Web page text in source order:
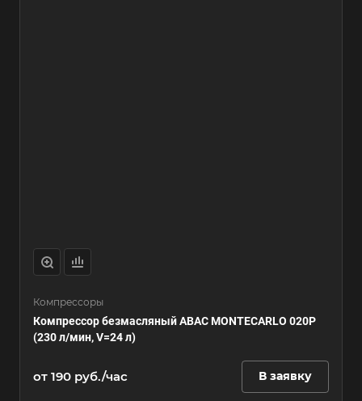
Компрессоры
Компрессор безмасляный ABAC MONTECARLO 020P
(230 л/мин, V=24 л)
от 190 руб./час В заявку